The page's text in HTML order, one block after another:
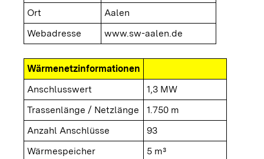
Ort
Aalen
Webadresse
www.sw-aalen.de
Wärmenetzinformationen
Anschlusswert
1,3 MW
Trassenlänge / Netzlänge
1.750 m
Anzahl Anschlüsse
93
Wärmespeicher
5 m³